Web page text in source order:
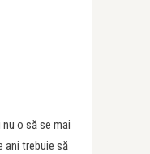
o să se mai
ani trebuie să